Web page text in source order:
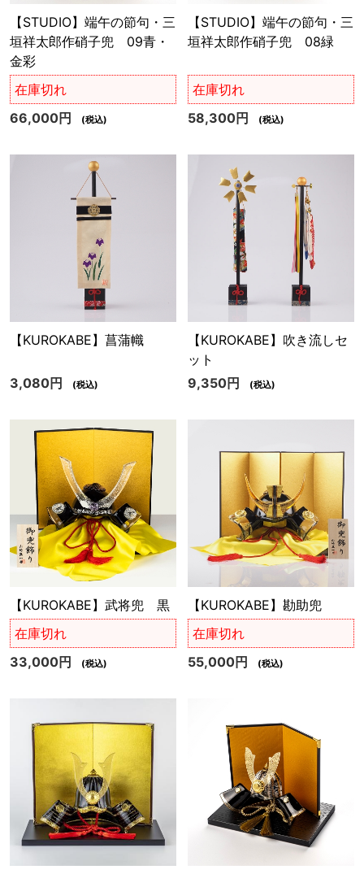
【STUDIO】端午の節句・三
垣祥太郎作硝子兜 09青・
金彩
在庫切れ
66,000円
(税込)
【STUDIO】端午の節句・三
垣祥太郎作硝子兜 08緑
在庫切れ
58,300円
(税込)
【KUROKABE】菖蒲幟
3,080円 (税込)
【KUROKABE】吹き流しセ
ット
9,350円
(税込)
【KUROKABE】武将兜 黒
在庫切れ
33,000円
(税込)
【KUROKABE】勘助兜
在庫切れ
55,000円
(税込)